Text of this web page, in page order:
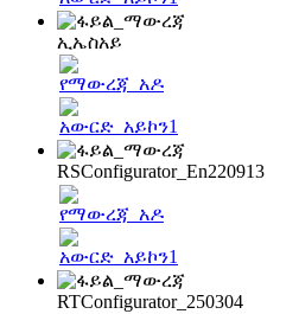
ኢኤስአይ
RSConfigurator_En220913
RTConfigurator_250304